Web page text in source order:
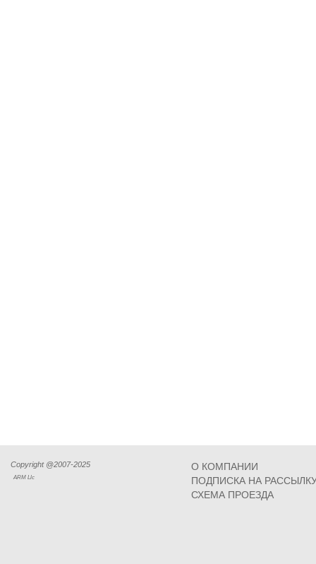
Copyright @2007-2025
ARM Llc
О КОМПАНИИ
ПОДПИСКА НА
СХЕМА ПРОЕЗДА